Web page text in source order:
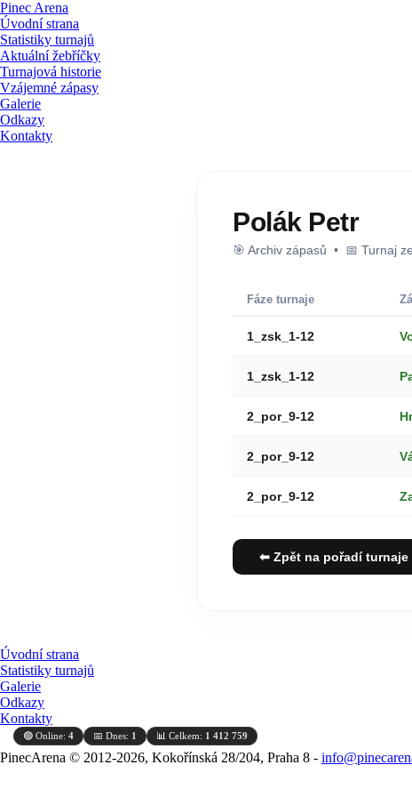
Pinec Arena
Úvodní strana
Statistiky turnajů
Aktuální žebříčky
Turnajová historie
Vzájemné zápasy
Galerie
Odkazy
Kontakty
Polák Petr
🎯 Archiv zápasů • 📅 Turnaj
Fáze turnaje
1_zsk_1-12
1_zsk_1-12
2_por_9-12
2_por_9-12
2_por_9-12
⬅ Zpět na pořadí turnaje
Úvodní strana
Statistiky turnajů
Galerie
Odkazy
Kontakty
🟢 Online: 4 📅 Dnes: 1 📊 Celkem: 1 412 759
PinecArena © 2012-2026, Kokořínská 28/204, Praha 8 -